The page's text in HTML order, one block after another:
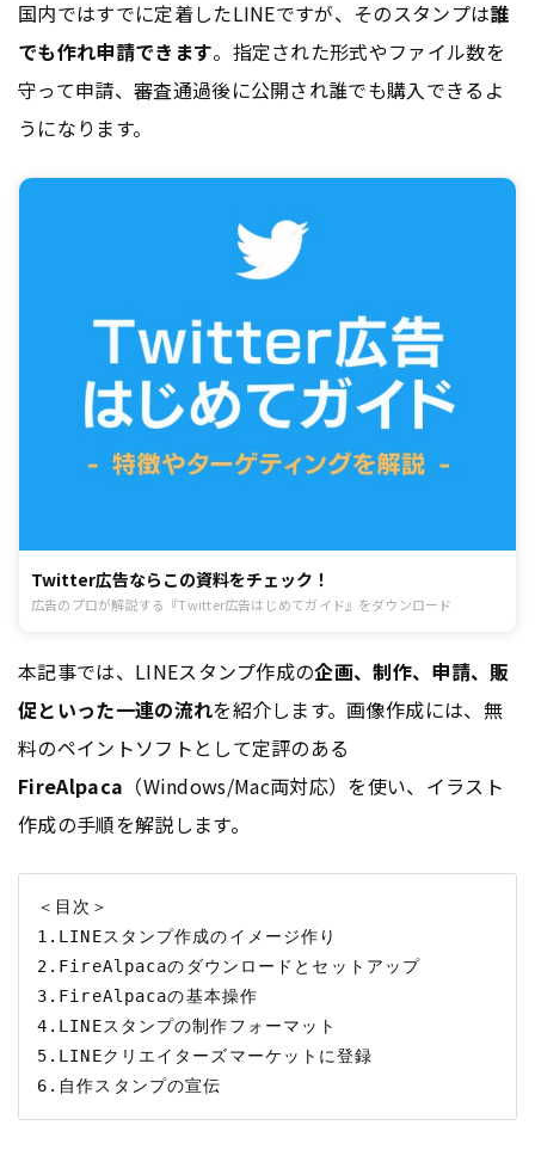
国内ではすでに定着したLINEですが、そのスタンプは誰
でも作れ申請できます。指定された形式やファイル数を
守って申請、審査通過後に公開され誰でも購入できるよ
うになります。
Twitter広告ならこの資料をチェック！
広告のプロが解説する『Twitter広告はじめてガイド』をダウンロード
本記事では、LINEスタンプ作成の企画、制作、申請、販
促といった一連の流れを紹介します。画像作成には、無
料のペイントソフトとして定評のある
FireAlpaca （Windows/Mac両対応）を使い、イラスト
作成の手順を解説します。
＜目次＞
1.LINEスタンプ作成のイメージ作り
2.FireAlpacaのダウンロードとセットアップ
3.FireAlpacaの基本操作
4.LINEスタンプの制作フォーマット
5.LINEクリエイターズマーケットに登録